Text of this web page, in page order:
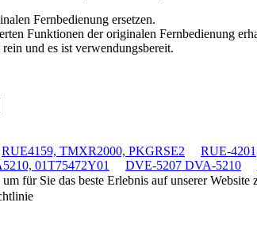
Fernbedienung ersetzen.
Funktionen der originalen Fernbedienung
und es ist verwendungsbereit.
RUE4159, TMXR2000, PKGRSE2 RUE-4201
01T75472Y01
DVE-5207 DVA-5210
für Sie das beste Erlebnis auf unserer Website